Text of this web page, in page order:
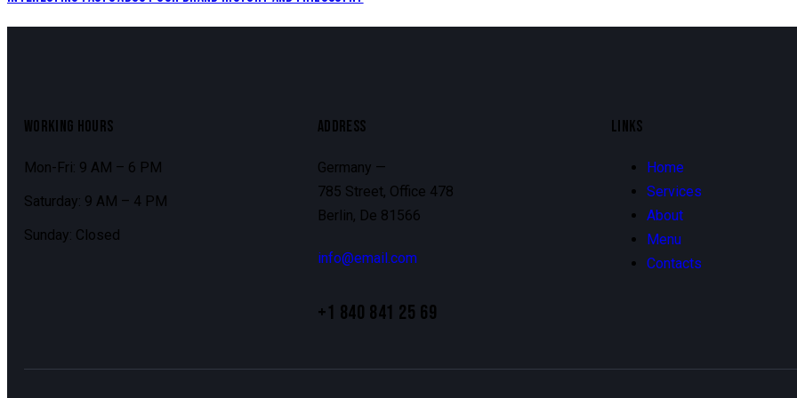
WORKING HOURS
Mon-Fri: 9 AM – 6 PM
Saturday: 9 AM – 4 PM
Sunday: Closed
ADDRESS
Germany —
785 Street, Office 478
Berlin, De 81566
info@email.com
+1 840 841 25 69
LINKS
Home
Services
About
Menu
Contacts